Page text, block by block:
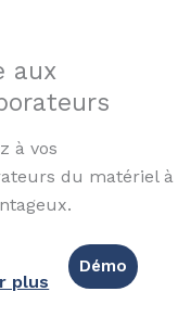
aux
à vos
du matériel à
plus
Démo